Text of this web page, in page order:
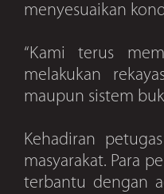
menyesuaikan
“Kami terus
melakukan
maupun sistem
Kehadiran
masyarakat. Para
terbantu dengan